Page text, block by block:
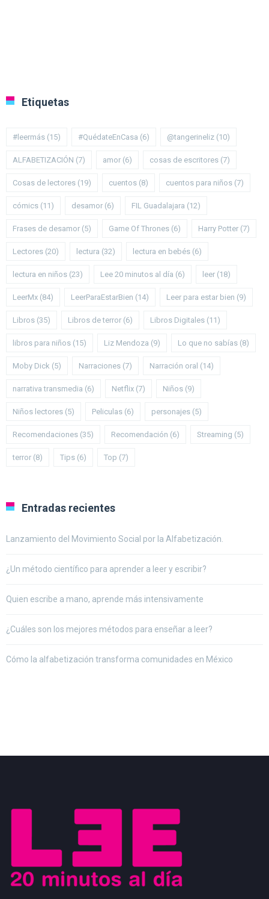
Etiquetas
#leermás (15) #QuédateEnCasa (6) @tangerineliz (10)
ALFABETIZACIÓN (7) amor (6) cosas de escritores (7)
Cosas de lectores (19) cuentos (8) cuentos para niños (7)
cómics (11) desamor (6) FIL Guadalajara (12)
Frases de desamor (5) Game Of Thrones (6) Harry Potter (7)
Lectores (20) lectura (32) lectura en bebés (6)
lectura en niños (23) Lee 20 minutos al día (6) leer (18)
LeerMx (84) LeerParaEstarBien (14) Leer para estar bien (9)
Libros (35) Libros de terror (6) Libros Digitales (11)
libros para niños (15) Liz Mendoza (9) Lo que no sabías (8)
Moby Dick (5) Narraciones (7) Narración oral (14)
narrativa transmedia (6) Netflix (7) Niños (9)
Niños lectores (5) Peliculas (6) personajes (5)
Recomendaciones (35) Recomendación (6) Streaming (5)
terror (8) Tips (6) Top (7)
Entradas recientes
Lanzamiento del Movimiento Social por la Alfabetización.
¿Un método científico para aprender a leer y escribir?
Quien escribe a mano, aprende más intensivamente
¿Cuáles son los mejores métodos para enseñar a leer?
Cómo la alfabetización transforma comunidades en México